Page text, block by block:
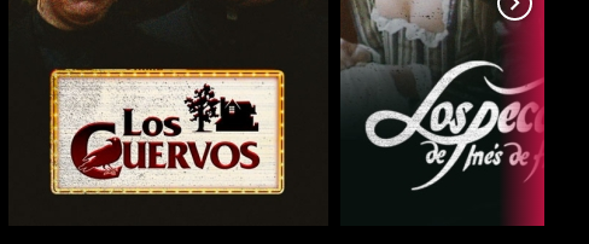
COMPARTIR COMPARTIR